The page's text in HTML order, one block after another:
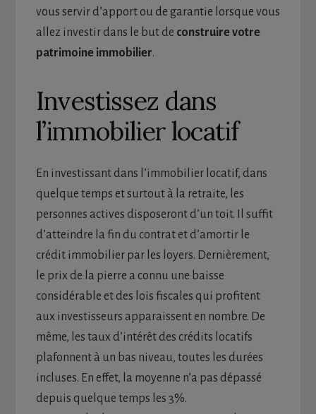
vous servir d’apport ou de garantie lorsque vous
allez investir dans le but de construire votre
patrimoine immobilier.
Investissez dans
l’immobilier locatif
En investissant dans l’immobilier locatif, dans
quelque temps et surtout à la retraite, les
personnes actives disposeront d’un toit. Il suffit
d’atteindre la fin du contrat et d’amortir le
crédit immobilier par les loyers. Dernièrement,
le prix de la pierre a connu une baisse
considérable et des lois fiscales qui profitent
aux investisseurs apparaissent en nombre. De
même, les taux d’intérêt des crédits locatifs
plafonnent à un bas niveau, toutes les durées
incluses. En effet, la moyenne n’a pas dépassé
depuis quelque temps les 3%.